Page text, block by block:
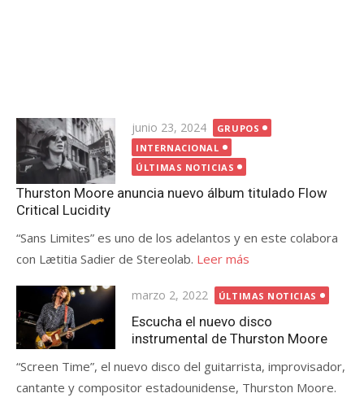
Publicada
el
junio 23, 2024
GRUPOS
INTERNACIONAL
ÚLTIMAS NOTICIAS
Thurston Moore anuncia nuevo álbum titulado Flow
Critical Lucidity
“Sans Limites” es uno de los adelantos y en este colabora
con Lætitia Sadier de Stereolab. Leer más
Publicada
el
marzo 2, 2022 ÚLTIMAS NOTICIAS
Escucha el nuevo disco
instrumental de Thurston Moore
“Screen Time”, el nuevo disco del guitarrista, improvisador,
cantante y compositor estadounidense, Thurston Moore.